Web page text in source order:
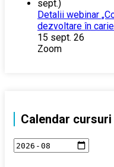
Detalii webinar
dezvoltare în
15 sept. 26
Zoom
Calendar cursuri